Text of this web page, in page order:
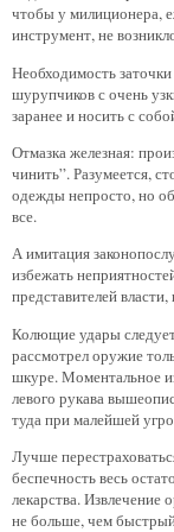
чтобы у милиционера,
инструмент, не
Необходимость
шурупчиков с очень
заранее и носить с
Отмазка железная:
чинить”. Разумеется,
одежды непросто, но
все.
А имитация
избежать
представителей
Колющие удары
рассмотрел оружие
шкуре. Моментальное
левого рукава
туда при малейшей
Лучше
беспечность весь
лекарства. Извлечение
не больше, чем